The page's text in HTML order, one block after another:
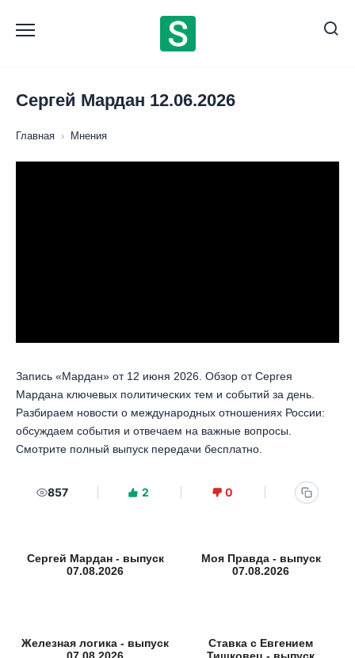
содержанию
Сергей Мардан 12.06.2026
Главная › Мнения
Запись «Мардан» от 12 июня 2026. Обзор от Сергея
Мардана ключевых политических тем и событий за день.
Разбираем новости о международных отношениях России:
обсуждаем события и отвечаем на важные вопросы.
Смотрите полный выпуск передачи бесплатно.
857 2 0
Сергей Мардан - выпуск
07.08.2026
Моя Правда - выпуск
07.08.2026
Железная логика - выпуск
Ставка с Евгением